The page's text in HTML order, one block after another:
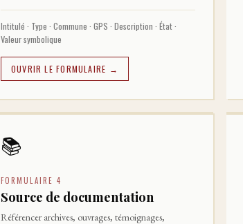
Intitulé · Type · Commune · GPS · Description · État ·
Valeur symbolique
OUVRIR LE FORMULAIRE →
📚
FORMULAIRE 4
Source de documentation
Référencer archives, ouvrages, témoignages,